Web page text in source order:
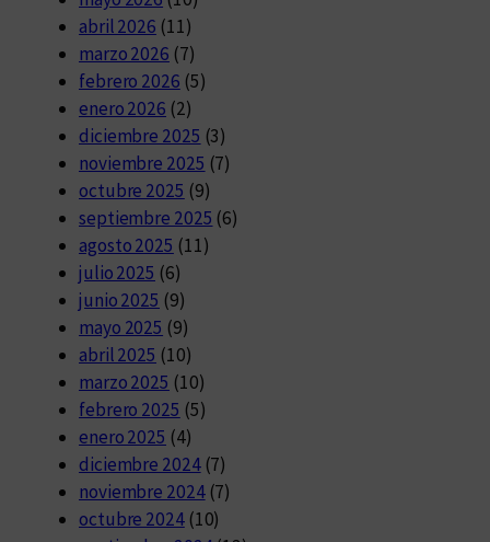
abril 2026 (11)
marzo 2026 (7)
febrero 2026 (5)
enero 2026 (2)
diciembre 2025 (3)
noviembre 2025 (7)
octubre 2025 (9)
septiembre 2025 (6)
agosto 2025 (11)
julio 2025 (6)
junio 2025 (9)
mayo 2025 (9)
abril 2025 (10)
marzo 2025 (10)
febrero 2025 (5)
enero 2025 (4)
diciembre 2024(7)
noviembre 2024(7)
octubre 2024(10)